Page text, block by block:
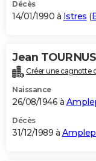
Décès
14/01/1990 à Istres (
Jean TOURNUS
Créer une cagnotte
Naissance
26/08/1946 à
Décès
31/12/1989 à